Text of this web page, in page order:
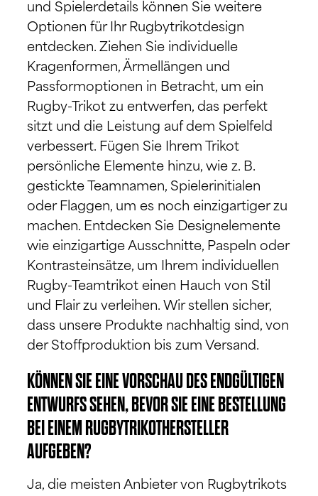
und Spielerdetails können Sie weitere
Optionen für Ihr Rugbytrikotdesign
entdecken. Ziehen Sie individuelle
Kragenformen, Ärmellängen und
Passformoptionen in Betracht, um ein
Rugby-Trikot zu entwerfen, das perfekt
sitzt und die Leistung auf dem Spielfeld
verbessert. Fügen Sie Ihrem Trikot
persönliche Elemente hinzu, wie z. B.
gestickte Teamnamen, Spielerinitialen
oder Flaggen, um es noch einzigartiger zu
machen. Entdecken Sie Designelemente
wie einzigartige Ausschnitte, Paspeln oder
Kontrasteinsätze, um Ihrem individuellen
Rugby-Teamtrikot einen Hauch von Stil
und Flair zu verleihen. Wir stellen sicher,
dass unsere Produkte nachhaltig sind, von
der Stoffproduktion bis zum Versand.
KÖNNEN SIE EINE VORSCHAU DES ENDGÜLTIGEN
ENTWURFS SEHEN, BEVOR SIE EINE BESTELLUNG
BEI EINEM RUGBYTRIKOTHERSTELLER
AUFGEBEN?
Ja, die meisten Anbieter von Rugbytrikots